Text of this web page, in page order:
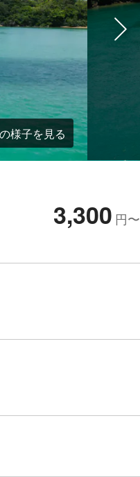
様子を見る
3,300 円〜